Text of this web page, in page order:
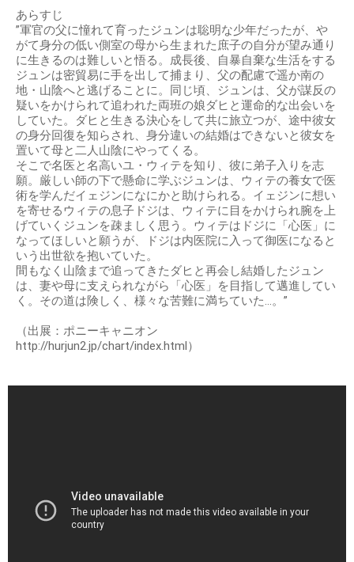
あらすじ
”軍官の父に憧れて育ったジュンは聡明な少年だったが、や
がて身分の低い側室の母から生まれた庶子の自分が望み通り
に生きるのは難しいと悟る。成長後、自暴自棄な生活をする
ジュンは密貿易に手を出して捕まり、父の配慮で遥か南の
地・山陰へと逃げることに。同じ頃、ジュンは、父が謀反の
疑いをかけられて追われた両班の娘ダヒと運命的な出会いを
していた。ダヒと生きる決心をして共に旅立つが、途中彼女
の身分回復を知らされ、身分違いの結婚はできないと彼女を
置いて母と二人山陰にやってくる。
そこで名医と名高いユ・ウィテを知り、彼に弟子入りを志
願。厳しい師の下で懸命に学ぶジュンは、ウィテの養女で医
術を学んだイェジンになにかと助けられる。イェジンに想い
を寄せるウィテの息子ドジは、ウィテに目をかけられ腕を上
げていくジュンを疎ましく思う。ウィテはドジに「心医」に
なってほしいと願うが、ドジは内医院に入って御医になると
いう出世欲を抱いていた。
間もなく山陰まで追ってきたダヒと再会し結婚したジュン
は、妻や母に支えられながら「心医」を目指して邁進してい
く。その道は険しく、様々な苦難に満ちていた…。”
（出展：ポニーキャニオン
http://hurjun2.jp/chart/index.html）